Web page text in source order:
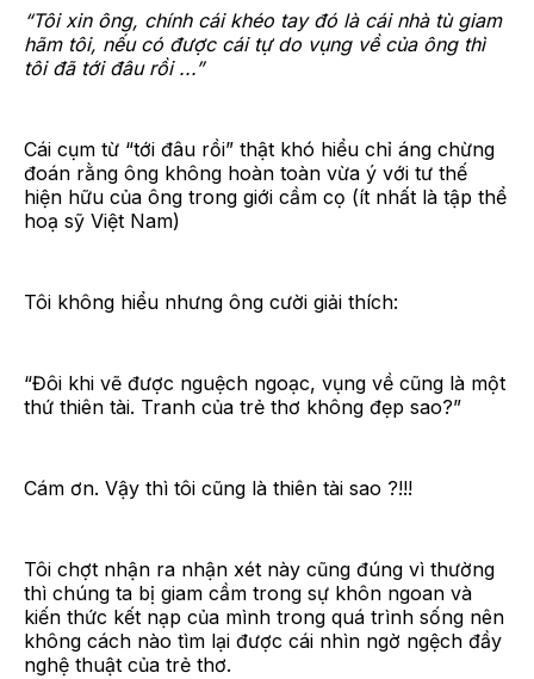
“Tôi xin ông, chính cái khéo tay đó là cái nhà tù giam
hãm tôi, nếu có được cái tự do vụng về của ông thì
tôi đã tới đâu rồi ...”
Cái cụm từ “tới đâu rồi” thật khó hiểu chỉ áng chừng
đoán rằng ông không hoàn toàn vừa ý với tư thế
hiện hữu của ông trong giới cầm cọ (ít nhất là tập thể
hoạ sỹ Việt Nam)
Tôi không hiểu nhưng ông cười giải thích:
“Đôi khi vẽ được nguệch ngoạc, vụng về cũng là một
thứ thiên tài. Tranh của trẻ thơ không đẹp sao?”
Cám ơn. Vậy thì tôi cũng là thiên tài sao ?!!!
Tôi chợt nhận ra nhận xét này cũng đúng vì thường
thì chúng ta bị giam cầm trong sự khôn ngoan và
kiến thức kết nạp của mình trong quá trình sống nên
không cách nào tìm lại được cái nhìn ngờ ngệch đầy
nghệ thuật của trẻ thơ.